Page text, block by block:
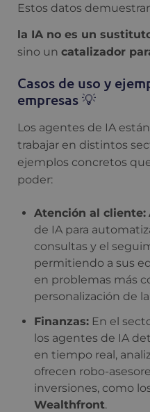
Estos datos
la IA no es un
sino un catalizador
Casos de uso y
empresas 💡
Los agentes de IA
trabajar en distintos
ejemplos concretos
poder:
Atención al cliente:
de IA para
consultas y el
permitiendo a sus
en problemas más
personalización de
Finanzas: En el
los agentes de IA
en tiempo real,
ofrecen robo-
inversiones, como
Wealthfront.